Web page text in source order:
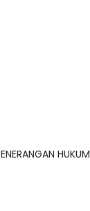
HUKUM